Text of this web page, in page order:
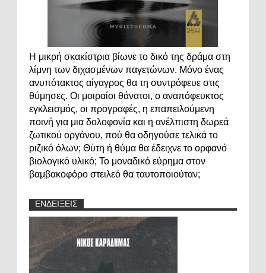
Η μικρή σκακίστρια βίωνε το δικό της δράμα στη
λίμνη των διχασμένων παγετώνων. Μόνο ένας
ανυπότακτος αίγαγρος θα τη συντρόφευε στις
θύμησες. Οι μοιραίοι θάνατοι, ο αναπόφευκτος
εγκλεισμός, οι προγραφές, η επαπειλούμενη
ποινή για μια δολοφονία και η ανέλπιστη δωρεά
ζωτικού οργάνου, πού θα οδηγούσε τελικά το
ριζικό όλων; Θύτη ή θύμα θα έδειχνε το ορφανό
βιολογικό υλικό; Το μοναδικό εύρημα στον
βαμβακοφόρο στειλεό θα ταυτοποιούταν;
ΕΝΔΕΙΞΕΙΣ